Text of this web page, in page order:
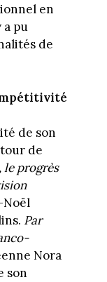
en
pu
de
de son
de
le progrès
Par
Nora
son